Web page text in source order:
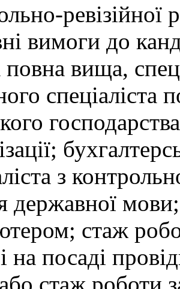
ревізійної
вимоги до
повна вища,
спеціаліста
з
державної
стаж
на посаді
стаж роботи